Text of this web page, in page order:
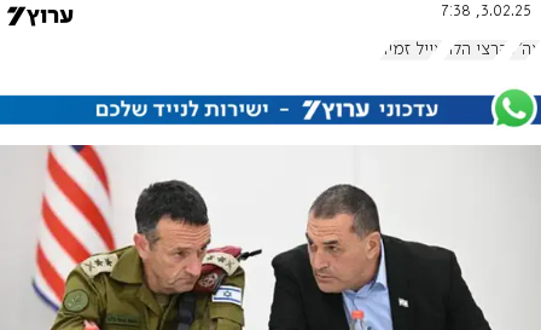
3.02.25, 7:38
צה"ל הרצי הלוי אייל זמיר